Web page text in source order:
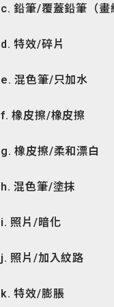
c. 鉛筆/覆蓋鉛筆（畫
d. 特效/碎片
e. 混色筆/只加水
f. 橡皮擦/橡皮擦
g. 橡皮擦/柔和漂白
h. 混色筆/塗抹
i. 照片 /暗化
j. 照片 /加入紋路
k. 特效/膨脹